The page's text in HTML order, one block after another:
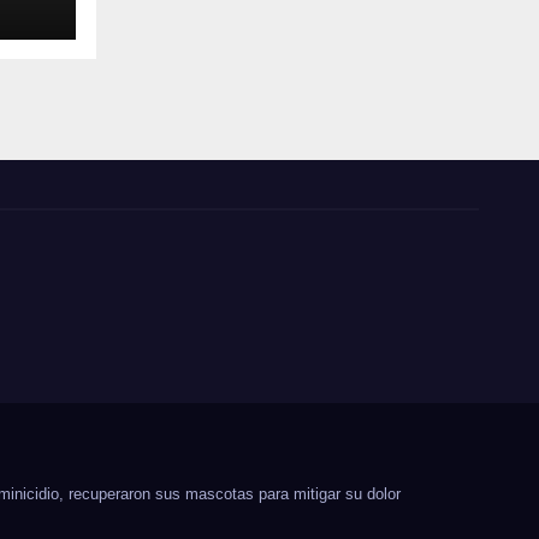
recuperaron sus mascotas para mitigar su dolor